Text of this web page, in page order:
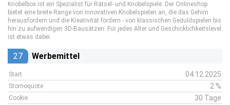
Knobelbox ist ein Spezialist für Rätsel- und Knobelspiele. Der Onlineshop
bietet eine breite Range von innovativen Knobelspielen an, die das Gehirn
herausfordern und die Kreativität fördern - von klassischen Geduldspielen bis
hin zu aufwendigen 3D-Bausätzen. Für jedes Alter und Geschicklichkeitslevel
ist etwas dabei.
27 Werbemittel
Start 04.12.2025
Stornoquote 2 %
Cookie 30 Tage